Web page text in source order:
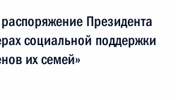
Президента
социальной поддержки
их семей»